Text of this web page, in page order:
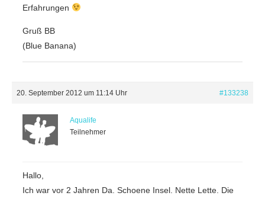
Erfahrungen
Gruß BB
(Blue Banana)
20. September 2012 um 11:14 Uhr #133238
Aqualife
Teilnehmer
Hallo,
Ich war vor 2 Jahren Da. Schoene Insel. Nette Lette. Die